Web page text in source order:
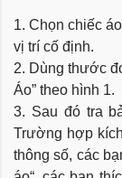
1. Chọn chiếc
vị trí cố định.
2. Dùng thước
Áo” theo hình 1.
3. Sau đó tra
Trường hợp
thông số, các